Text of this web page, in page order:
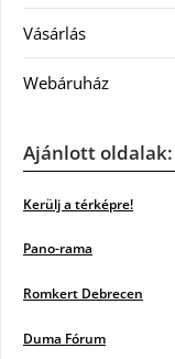
Vásárlás
Webáruház
Ajánlott oldalak:
Kerülj a térképre!
Pano-rama
Romkert Debrecen
Duma Fórum